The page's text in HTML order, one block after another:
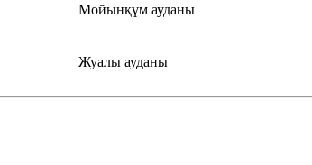
Мойынқұм ауданы
Жуалы ауданы